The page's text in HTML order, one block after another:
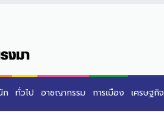
ก ทั่วไป อาชญากรรม การเมือง เศรษฐกิจ